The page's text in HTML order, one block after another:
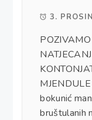
3.
bokunić
bruštulanih